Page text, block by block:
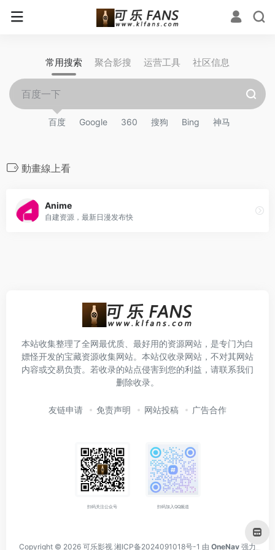
常用搜索 聚合影搜 运营工具 社区信息
百度 Google 360 搜狗 Bing 神马
動畫線上看
Anime
自建资源，最新日漫发布快
本站收集整理了全网最优质、最好用的资源网站，是专门为白
嫖怪开发的宝藏资源收集网站。本站仅收录网站，不对其网站
内容或交易负责。若收录的站点侵害到您的利益，请联系我们
删除收录。
友链申请 免责声明 网站投稿 广告合作
扫码关注公众号 扫码加入QQ频道
Copyright © 2026 可乐影视 湘ICP备2024091018号-1 由 OneNav 强力